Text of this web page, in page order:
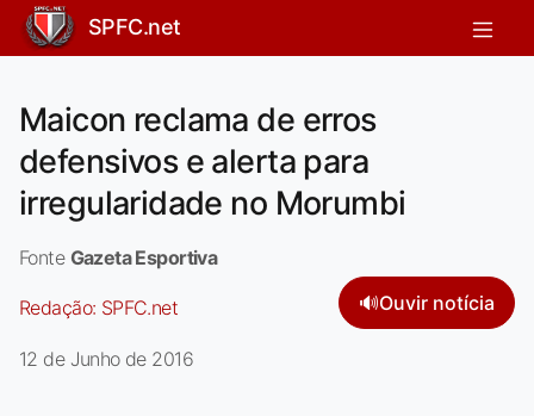
SPFC.net
Maicon reclama de erros
defensivos e alerta para
irregularidade no Morumbi
Fonte Gazeta Esportiva
Redação: SPFC.net 🔊Ouvir notícia
12 de Junho de 2016